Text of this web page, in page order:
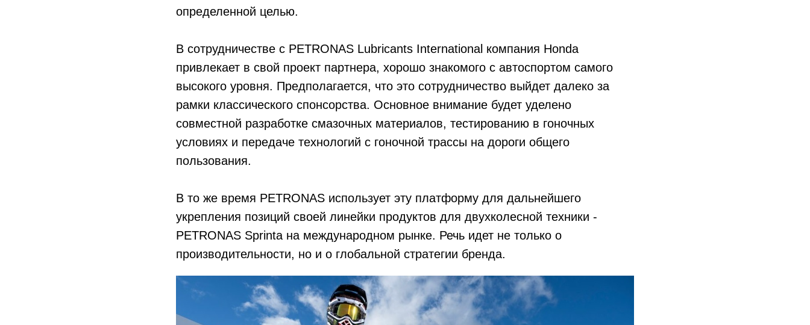
определенной целью.
В сотрудничестве с PETRONAS Lubricants International компания Honda
привлекает в свой проект партнера, хорошо знакомого с автоспортом самого
высокого уровня. Предполагается, что это сотрудничество выйдет далеко за
рамки классического спонсорства. Основное внимание будет уделено
совместной разработке смазочных материалов, тестированию в гоночных
условиях и передаче технологий с гоночной трассы на дороги общего
пользования.
В то же время PETRONAS использует эту платформу для дальнейшего
укрепления позиций своей линейки продуктов для двухколесной техники -
PETRONAS Sprinta на международном рынке. Речь идет не только о
производительности, но и о глобальной стратегии бренда.